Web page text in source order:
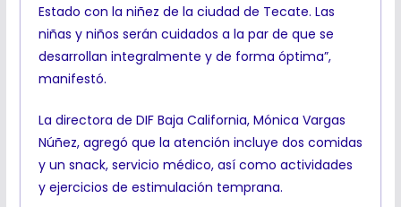
Estado con la niñez de la ciudad de Tecate. Las
niñas y niños serán cuidados a la par de que se
desarrollan integralmente y de forma óptima”,
manifestó.
La directora de DIF Baja California, Mónica Vargas
Núñez, agregó que la atención incluye dos comidas
y un snack, servicio médico, así como actividades
y ejercicios de estimulación temprana.